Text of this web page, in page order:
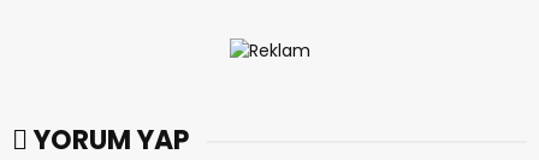
YORUM YAP